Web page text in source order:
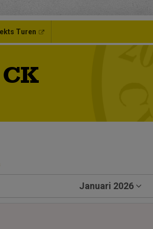
Turen
Januari 2026